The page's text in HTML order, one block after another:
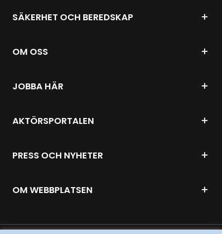
SÄKERHET OCH BEREDSKAP
OM OSS
JOBBA HÄR
AKTÖRSPORTALEN
PRESS OCH NYHETER
OM WEBBPLATSEN